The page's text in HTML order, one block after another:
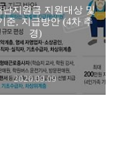
난지원금 지원대상 및
준, 지급방안 (4차 추
경)
2020.09.09